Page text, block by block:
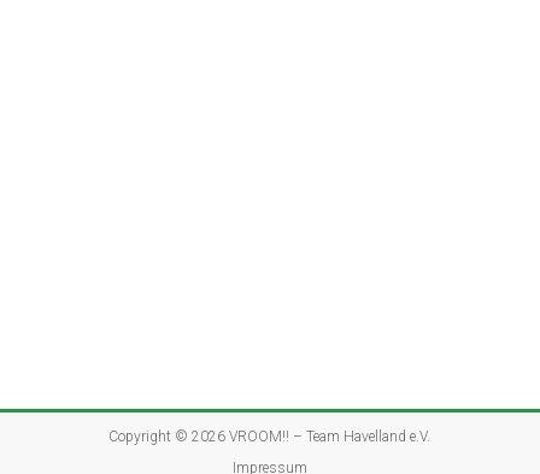
Copyright © 2026VROOM!! – Team Havelland e.V.
Impressum